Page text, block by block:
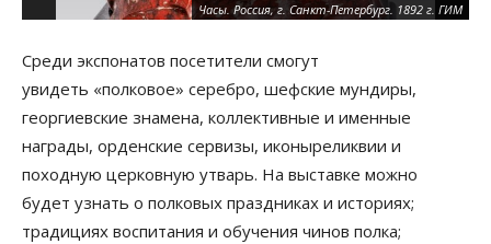
Часы. Россия, г. Санкт-Петербург. 1892 г. ГИМ
Среди экспонатов посетители смогут
увидеть «полковое» серебро, шефские мундиры,
георгиевские знамена, коллективные и именные
награды, орденские сервизы, иконыреликвии и
походную церковную утварь. На выставке можно
будет узнать о полковых праздниках и историях;
традициях воспитания и обучения чинов полка;